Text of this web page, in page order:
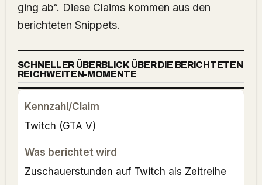
ging ab“. Diese Claims kommen aus den
berichteten Snippets.
SCHNELLER ÜBERBLICK ÜBER DIE BERICHTETEN
REICHWEITEN-MOMENTE
Twitch (GTA V)
Zuschauerstunden auf Twitch als Zeitreihe